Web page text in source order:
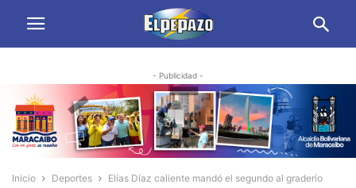
- Publicidad -
Inicio Deportes Elías Díaz caliente mandó el segundo al graderío